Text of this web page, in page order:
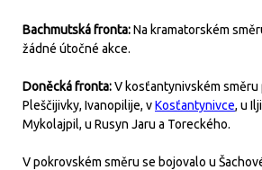
Bachmutská fronta:Na kramatorském
žádné útočné akce.
Doněcká fronta:V kosťantynivském směru
Pleščijivky, Ivanopilije, vKosťantynivce, u
Mykolajpil, u Rusyn Jaru a Toreckého.
V pokrovském směru se bojovalo u